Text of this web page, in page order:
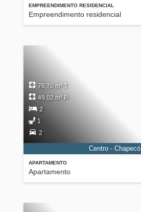
EMPREENDIMENTO RESIDENCIAL
Empreendimento residencial
APARTAMENTO
Apartamento
76,70 m² T
49,02 m² P
2
1
2
Centro - Chapecó